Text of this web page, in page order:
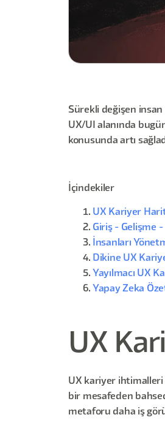
Sürekli değişen
UX/UI alanında
konusunda artı
İçindekiler
UX Kariyer
Giriş - Gelişme
İnsanları
Dikine UX
Yayılmacı UX
Yapay Zeka
UX
UX kariyer ihtimalleri
bir mesafeden
metaforu daha iş